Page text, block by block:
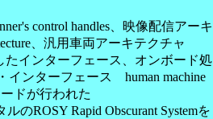
control handles、映像配信アーキ
、汎用車両アーキテクチャ
たインターフェース、オンボード処
インターフェース human machine
ドが行われた
のROSY Rapid Obscurant Systemを